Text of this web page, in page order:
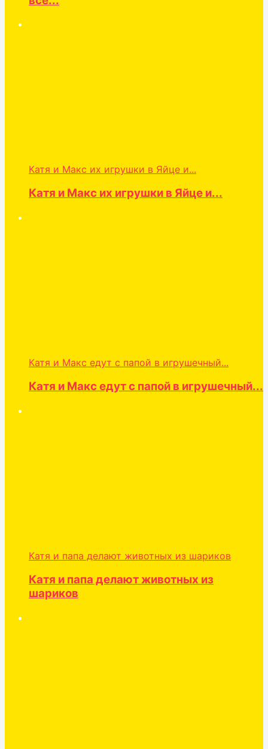
Катя и Макс их игрушки в Яйце и...
Катя и Макс их игрушки в Яйце и...
Катя и Макс едут с папой в игрушечный...
Катя и Макс едут с папой в игрушечный...
Катя и папа делают животных из шариков
Катя и папа делают животных из
шариков